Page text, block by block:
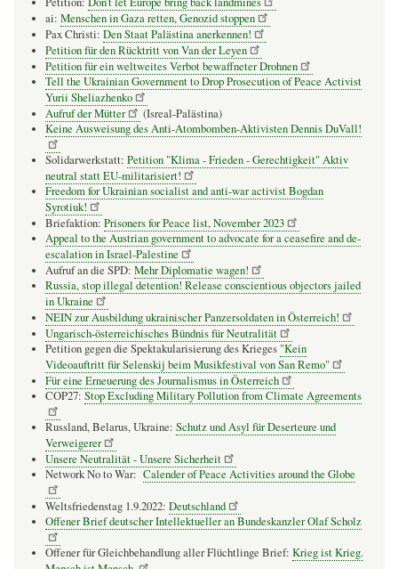
ai: Menschen in Gaza retten, Genozid stoppen
Pax Christi: Den Staat Palästina anerkennen!
Petition für den Rücktritt von Van der Leyen
Petition für ein weltweites Verbot bewaffneter Drohnen
Tell the Ukrainian Government to Drop Prosecution of Peace Activist
Yurii Sheliazhenko
Aufruf der Mütter
(Isreal-Palästina)
Keine Ausweisung des Anti-Atombomben-Aktivisten Dennis DuVall!
Solidarwerkstatt: Petition "Klima - Frieden - Gerechtigkeit" Aktiv
neutral statt EU-militarisiert!
Freedom for Ukrainian socialist and anti-war activist Bogdan
Syrotiuk!
Briefaktion: Prisoners for Peace list, November 2023
Appeal to the Austrian government to advocate for a ceasefire and de-
escalation in Israel-Palestine
Aufruf an die SPD: Mehr Diplomatie wagen!
Russia, stop illegal detention! Release conscientious objectors jailed
in Ukraine
NEIN zur Ausbildung ukrainischer Panzersoldaten in Österreich!
Ungarisch-österreichisches Bündnis für Neutralität
Petition gegen die Spektakularisierung des Krieges "Kein
Videoauftritt für Selenskij beim Musikfestival von San Remo"
Für eine Erneuerung des Journalismus in Österreich
COP27: Stop Excluding Military Pollution from Climate Agreements
Russland, Belarus, Ukraine: Schutz und Asyl für Deserteure und
Verweigerer
Unsere Neutralität - Unsere Sicherheit
Network No to War: Calender of Peace Activities around the Globe
Weltsfriedenstag 1.9.2022: Deutschland
Offener Brief deutscher Intellektueller an Bundeskanzler Olaf Scholz
Offener für Gleichbehandlung aller Flüchtlinge Brief: Krieg ist Krieg.